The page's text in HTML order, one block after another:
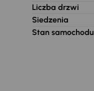
Liczba drzwi
Siedzenia
Stan samochodu